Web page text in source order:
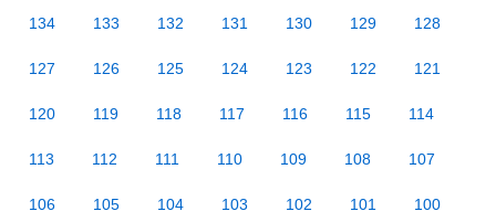
134 133 132 131 130 129 128
127 126 125 124 123 122 121
120 119 118 117 116 115 114
113 112 111 110 109 108 107
106 105 104 103 102 101 100